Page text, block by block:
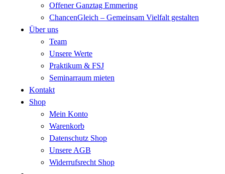
Offener Ganztag Emmering
ChancenGleich – Gemeinsam Vielfalt gestalten
Über uns
Team
Unsere Werte
Praktikum & FSJ
Seminarraum mieten
Kontakt
Shop
Mein Konto
Warenkorb
Datenschutz Shop
Unsere AGB
Widerrufsrecht Shop